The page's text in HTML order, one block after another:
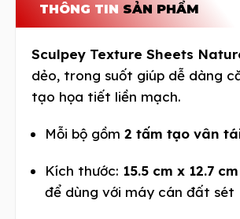
THÔNG TIN SẢN PHẨM
Sculpey Texture Sheets
dẻo, trong suốt giúp dễ dàng
tạo họa tiết liền mạch.
Mỗi bộ gồm2 tấm tạo vân
Kích thước: 15.5 cm x 12.7 cm
để dùng với máy cán đất sét